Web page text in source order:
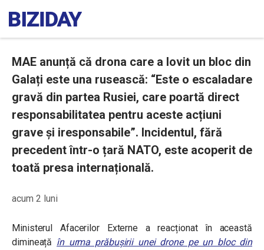
MAE anunță că drona care a lovit un bloc din
Galați este una rusească: “Este o escaladare
gravă din partea Rusiei, care poartă direct
responsabilitatea pentru aceste acțiuni
grave și iresponsabile”. Incidentul, fără
precedent într-o țară NATO, este acoperit de
toată presa internațională.
acum 2 luni
Ministerul Afacerilor Externe a reacționat în această
dimineață în urma prăbușirii unei drone pe un bloc din